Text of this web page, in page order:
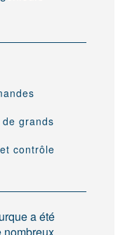
grands
contrôle
a été
nombreux